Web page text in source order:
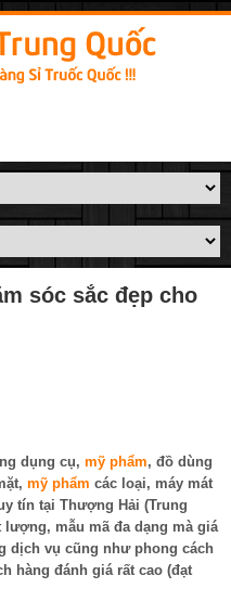
sóc sắc đẹp cho
dụng cụ, mỹ phẩm, đồ dùng
mỹ phẩm các loại, máy mát
tín tại Thượng Hải (Trung
mẫu mã đa dạng mà giá
dịch vụ cũng như phong cách
hàng đánh giá rất cao (đạt